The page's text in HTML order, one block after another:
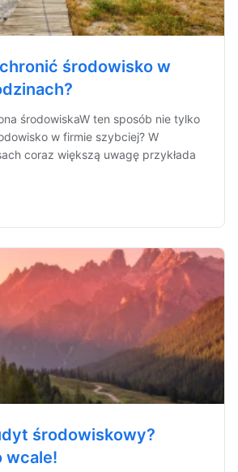
środowisko w
środowiskaW ten sposób nie tylko
w firmie szybciej? W
coraz większą uwagę przykłada
środowiskowy?
wcale!